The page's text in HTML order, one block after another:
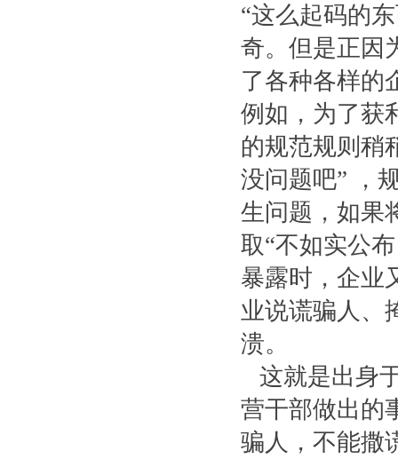
“这么起码的
奇。但是正因
了各种各样的
例如，为了获
的规范规则稍
没问题吧” ，
生问题，如果
取“不如实公
暴露时，企业
业说谎骗人、
溃。
这就是出身
营干部做出的
骗人，不能撒